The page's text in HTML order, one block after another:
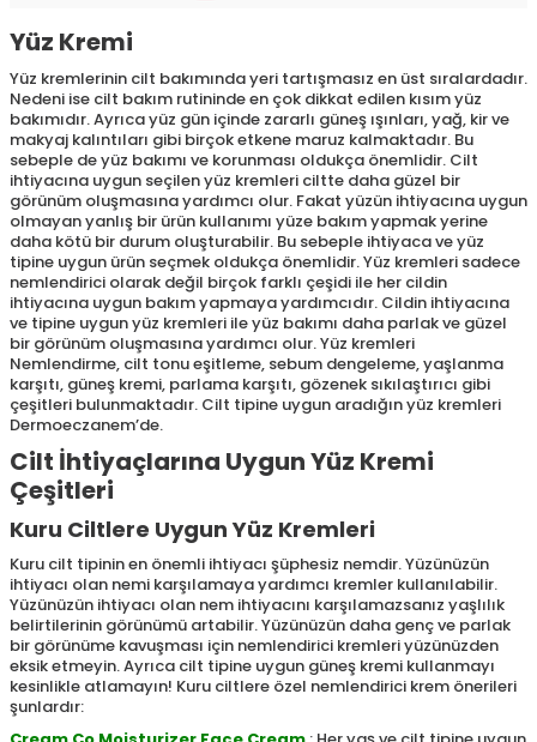
Yüz Kremi
Yüz kremlerinin cilt bakımında yeri tartışmasız en üst sıralardadır.
Nedeni ise cilt bakım rutininde en çok dikkat edilen kısım yüz
bakımıdır. Ayrıca yüz gün içinde zararlı güneş ışınları, yağ, kir ve
makyaj kalıntıları gibi birçok etkene maruz kalmaktadır. Bu
sebeple de yüz bakımı ve korunması oldukça önemlidir. Cilt
ihtiyacına uygun seçilen yüz kremleri ciltte daha güzel bir
görünüm oluşmasına yardımcı olur. Fakat yüzün ihtiyacına uygun
olmayan yanlış bir ürün kullanımı yüze bakım yapmak yerine
daha kötü bir durum oluşturabilir. Bu sebeple ihtiyaca ve yüz
tipine uygun ürün seçmek oldukça önemlidir. Yüz kremleri sadece
nemlendirici olarak değil birçok farklı çeşidi ile her cildin
ihtiyacına uygun bakım yapmaya yardımcıdır. Cildin ihtiyacına
ve tipine uygun yüz kremleri ile yüz bakımı daha parlak ve güzel
bir görünüm oluşmasına yardımcı olur. Yüz kremleri
Nemlendirme, cilt tonu eşitleme, sebum dengeleme, yaşlanma
karşıtı, güneş kremi, parlama karşıtı, gözenek sıkılaştırıcı gibi
çeşitleri bulunmaktadır. Cilt tipine uygun aradığın yüz kremleri
Dermoeczanem’de.
Cilt İhtiyaçlarına Uygun Yüz Kremi
Çeşitleri
Kuru Ciltlere Uygun Yüz Kremleri
Kuru cilt tipinin en önemli ihtiyacı şüphesiz nemdir. Yüzünüzün
ihtiyacı olan nemi karşılamaya yardımcı kremler kullanılabilir.
Yüzünüzün ihtiyacı olan nem ihtiyacını karşılamazsanız yaşlılık
belirtilerinin görünümü artabilir. Yüzünüzün daha genç ve parlak
bir görünüme kavuşması için nemlendirici kremleri yüzünüzden
eksik etmeyin. Ayrıca cilt tipine uygun güneş kremi kullanmayı
kesinlikle atlamayın! Kuru ciltlere özel nemlendirici krem önerileri
şunlardır: